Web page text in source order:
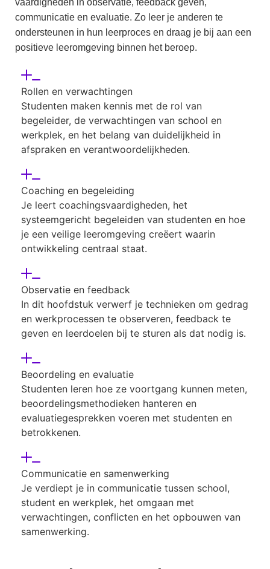
vaardigheden in observatie, feedback geven,
communicatie en evaluatie. Zo leer je anderen te
ondersteunen in hun leerproces en draag je bij aan een
positieve leeromgeving binnen het beroep.
Rollen en verwachtingen
Studenten maken kennis met de rol van
begeleider, de verwachtingen van school en
werkplek, en het belang van duidelijkheid in
afspraken en verantwoordelijkheden.
Coaching en begeleiding
Je leert coachingsvaardigheden, het
systeemgericht begeleiden van studenten en hoe
je een veilige leeromgeving creëert waarin
ontwikkeling centraal staat.
Observatie en feedback
In dit hoofdstuk verwerf je technieken om gedrag
en werkprocessen te observeren, feedback te
geven en leerdoelen bij te sturen als dat nodig is.
Beoordeling en evaluatie
Studenten leren hoe ze voortgang kunnen meten,
beoordelingsmethodieken hanteren en
evaluatiegesprekken voeren met studenten en
betrokkenen.
Communicatie en samenwerking
Je verdiept je in communicatie tussen school,
student en werkplek, het omgaan met
verwachtingen, conflicten en het opbouwen van
samenwerking.